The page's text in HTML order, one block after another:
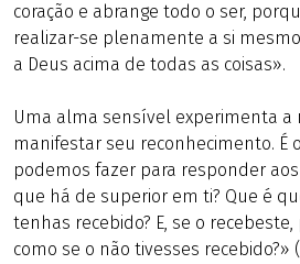
coração e abrange todo o ser,
realizar-se plenamente a si
a Deus acima de todas as coisas».
Uma alma sensível experimenta a
manifestar seu reconhecimento. É
podemos fazer para responder
que há de superior em ti? Que é
tenhas recebido? E, se o
como se o não tivesses recebido?»